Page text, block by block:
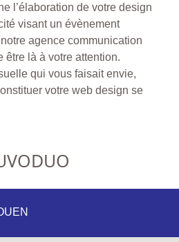
l’élaboration de votre design
visant un évènement
agence communication
être là à votre attention.
qui vous faisait envie,
votre web design se